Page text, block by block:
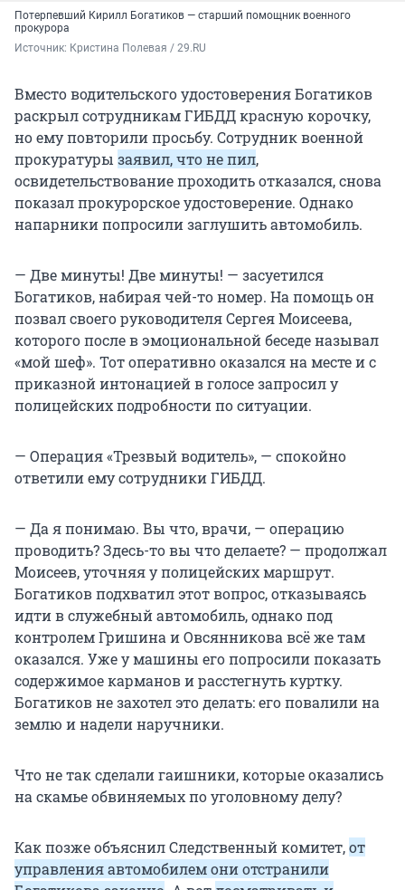
Потерпевший Кирилл Богатиков — старший помощник военного
прокурора
Источник: Кристина Полевая / 29.RU
Вместо водительского удостоверения Богатиков
раскрыл сотрудникам ГИБДД красную корочку,
но ему повторили просьбу. Сотрудник военной
прокуратуры заявил, что не пил,
освидетельствование проходить отказался, снова
показал прокурорское удостоверение. Однако
напарники попросили заглушить автомобиль.
— Две минуты! Две минуты! — засуетился
Богатиков, набирая чей-то номер. На помощь он
позвал своего руководителя Сергея Моисеева,
которого после в эмоциональной беседе называл
«мой шеф». Тот оперативно оказался на месте и с
приказной интонацией в голосе запросил у
полицейских подробности по ситуации.
— Операция «Трезвый водитель», — спокойно
ответили ему сотрудники ГИБДД.
— Да я понимаю. Вы что, врачи, — операцию
проводить? Здесь-то вы что делаете? — продолжал
Моисеев, уточняя у полицейских маршрут.
Богатиков подхватил этот вопрос, отказываясь
идти в служебный автомобиль, однако под
контролем Гришина и Овсянникова всё же там
оказался. Уже у машины его попросили показать
содержимое карманов и расстегнуть куртку.
Богатиков не захотел это делать: его повалили на
землю и надели наручники.
Что не так сделали гаишники, которые оказались
на скамье обвиняемых по уголовному делу?
Как позже объяснил Следственный комитет,от
управления автомобилем они отстранили